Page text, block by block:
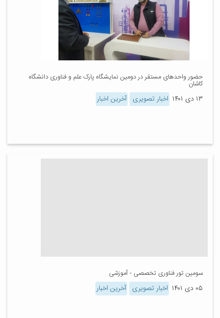
حضور واحدهای مستقر در دومین نمایشگاه پارک علم و فناوری دانشگاه
کاشان
۱۳ دی ۱۴۰۱ اخبار تصویری آخرین اخبار
سومین تور فناوری تخصصی - آموزشی
۰۵ دی ۱۴۰۱ اخبار تصویری آخرین اخبار